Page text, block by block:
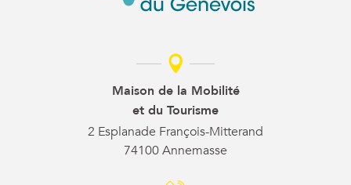
Maison de la Mobilité
et du Tourisme
2 Esplanade François-Mitterand
74100 Annemasse